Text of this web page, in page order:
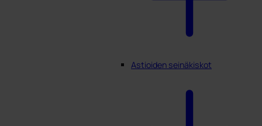
Astioiden seinäkiskot